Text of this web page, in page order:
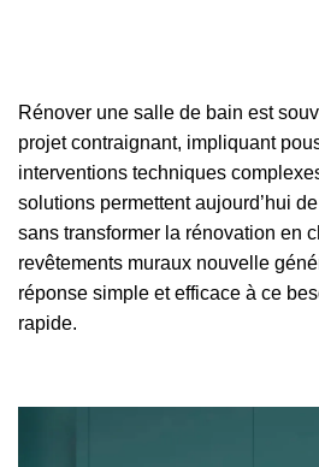
Rénover une salle de bain est
projet contraignant, impliquant
interventions techniques
solutions permettent aujourd’hui
sans transformer la rénovation en
revêtements muraux nouvelle
réponse simple et efficace à ce
rapide.